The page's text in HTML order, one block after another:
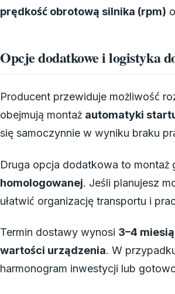
prędkość obrotową silnika (rpm)
Opcje dodatkowe i logistyka
Producent przewiduje możliwość
obejmują montaż automatyki
się samoczynnie w wyniku braku
Druga opcja dodatkowa to montaż
homologowanej. Jeśli planujesz
ułatwić organizację transportu i
Termin dostawy wynosi 3–4
wartości urządzenia. W
harmonogram inwestycji lub